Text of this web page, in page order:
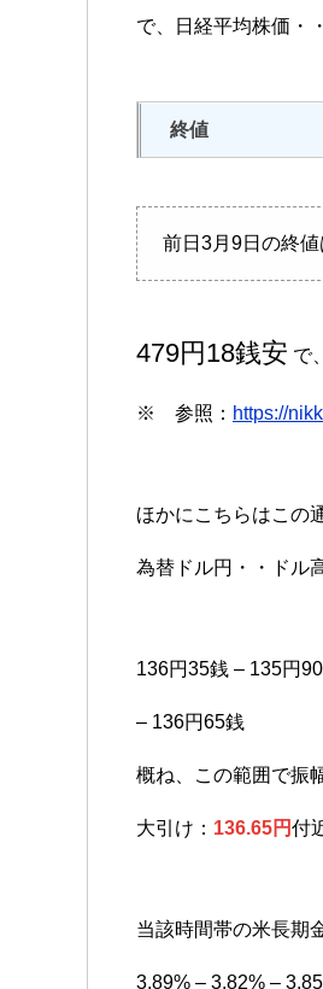
で、日経平均株価・・
終値
前日3月9日の終
479円18銭安 で
※ 参照： https://
ほかにこちらはこの
為替ドル円・・ドル
136円35銭 – 135円
– 136円65銭
概ね、この範囲で振
大引け： 136.65円付
当該時間帯の米長期
3.89% – 3.82% –